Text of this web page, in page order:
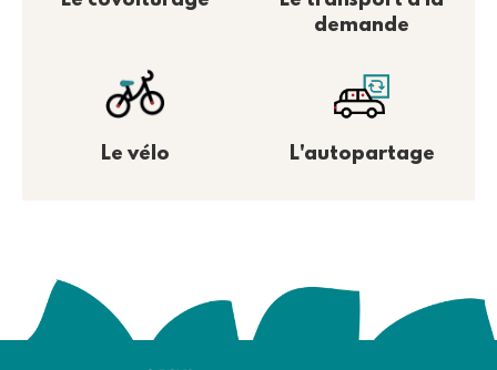
demande
Le vélo L'autopartage